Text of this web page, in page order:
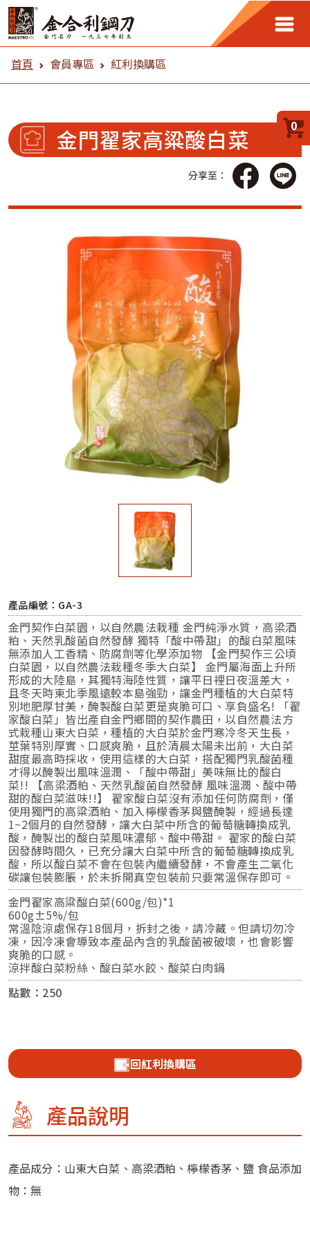
0
金合利鋼刀 會員專區
首頁 會員專區 紅利換購區
金門翟家高粱酸白菜
分享至：
產品編號：GA-3
金門契作白菜園，以自然農法栽種 金門純淨水質，高梁酒
粕、天然乳酸菌自然發酵 獨特「酸中帶甜」的酸白菜風味
無添加人工香精、防腐劑等化學添加物 【金門契作三公頃
白菜園，以自然農法栽種冬季大白菜】 金門屬海面上升所
形成的大陸島，其獨特海陸性質，讓平日裡日夜溫差大，
且冬天時東北季風遠較本島強勁，讓金門種植的大白菜特
別地肥厚甘美，醃製酸白菜更是爽脆可口、享負盛名! 「翟
家酸白菜」皆出產自金門鄉間的契作農田，以自然農法方
式栽種山東大白菜，種植的大白菜於金門寒冷冬天生長，
莖葉特別厚實、口感爽脆，且於清晨太陽未出前，大白菜
甜度最高時採收，使用這樣的大白菜，搭配獨門乳酸菌種
才得以醃製出風味溫潤、「酸中帶甜」美味無比的酸白
菜!! 【高梁酒粕、天然乳酸菌自然發酵 風味溫潤、酸中帶
甜的酸白菜滋味!!】 翟家酸白菜沒有添加任何防腐劑，僅
使用獨門的高粱酒粕、加入檸檬香茅與鹽醃製，經過長達
1~2個月的自然發酵，讓大白菜中所含的葡萄糖轉換成乳
酸，醃製出的酸白菜風味濃郁、酸中帶甜。 翟家的酸白菜
因發酵時間久，已充分讓大白菜中所含的葡萄糖轉換成乳
酸，所以酸白菜不會在包裝內繼續發酵，不會產生二氧化
碳讓包裝膨脹，於未拆開真空包裝前只要常溫保存即可。
金門翟家高粱酸白菜(600g/包)*1
600g±5%/包
常溫陰涼處保存18個月，拆封之後，請冷藏。但請切勿冷
凍，因冷凍會導致本產品內含的乳酸菌被破壞，也會影響
爽脆的口感。
涼拌酸白菜粉絲、酸白菜水餃、酸菜白肉鍋
點數： 250
回紅利換購區
產品說明
產品成分：山東大白菜、高梁酒粕、檸檬香茅、鹽 食品添加
物：無